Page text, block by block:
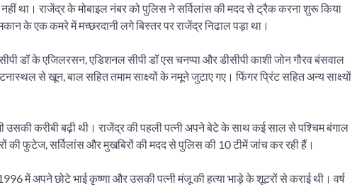
था। राजेंद्र के मोबाइल नंबर को पुलिस ने सर्विलांस की मदद से ट्रैक करना शुरू किया
के एक कमरे में मच्छरदानी लगे बिस्तर पर राजेंद्र निढाल पड़ा था।
डॉ के एजिलरसन, एडिशनल सीपी डॉ एस चनप्पा और डीसीपी काशी जोन गौरव बंसवाल
से खून, बाल सहित तमाम साक्ष्यों के नमूने जुटाए गए। फिंगर प्रिंट सहित अन्य साक्ष्यों
उसकी करीबी बढ़ी थी। राजेंद्र की पहली पत्नी अपने बेटे के साथ कई साल से पश्चिम बंगाल
फुटेज, सर्विलांस और मुखबिरों की मदद से पुलिस की 10 टीमें जांच कर रही हैं।
में अपने छोटे भाई कृष्णा और उसकी पत्नी मंजू की हत्या भाड़े के शूटरों से कराई थी। वर्ष